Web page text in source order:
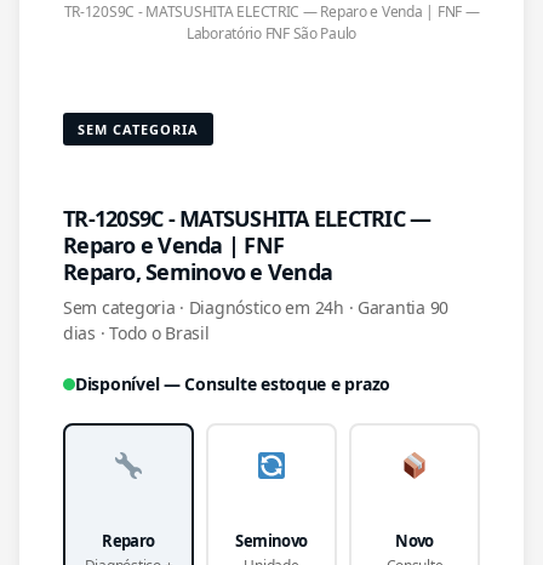
TR-120S9C - MATSUSHITA ELECTRIC — Reparo e Venda | FNF —
Laboratório FNF São Paulo
SEM CATEGORIA
TR-120S9C - MATSUSHITA ELECTRIC —
Reparo e Venda | FNF
Reparo, Seminovo e Venda
Sem categoria · Diagnóstico em 24h · Garantia 90
dias · Todo o Brasil
Disponível — Consulte estoque e prazo
Reparo Seminovo Novo